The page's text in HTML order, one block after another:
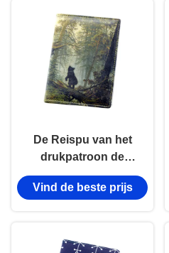
De Reispu van het
drukpatroon de
Dekking van de de
Portefeuillerechthoek
Vind de beste prijs